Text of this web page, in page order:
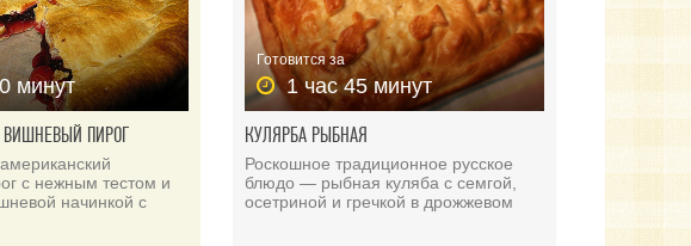
минут
ПИРОГ
с нежным тестом и
начинкой с
Готовится за
1 час 45 минут
КУЛЯРБА РЫБНАЯ
Роскошное традиционное русское
блюдо — рыбная куляба с семгой,
осетриной и гречкой в дрожжевом